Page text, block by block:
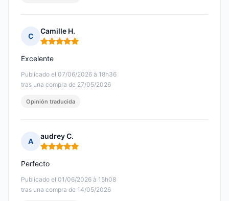
C
Camille H.
Nota: 5 de 5
Publicado el 07/06/2026 à 18h36
tras una compra de 27/05/2026
Excelente
Opinión traducida
A
audrey C.
Nota: 5 de 5
Publicado el 01/06/2026 à 15h08
tras una compra de 14/05/2026
Perfecto